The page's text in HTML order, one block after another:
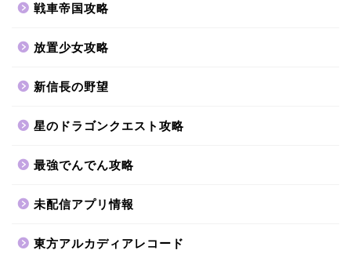
戦車帝国攻略
放置少女攻略
新信長の野望
星のドラゴンクエスト攻略
最強でんでん攻略
未配信アプリ情報
東方アルカディアレコード